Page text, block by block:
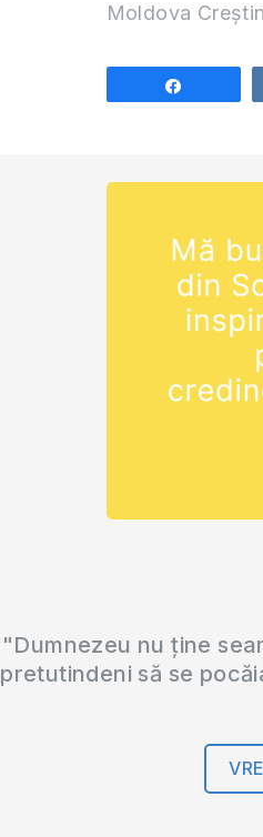
Moldova
"Dumnezeu nu ține
pretutindeni să se